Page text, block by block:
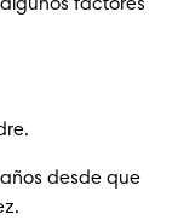
factores
desde que